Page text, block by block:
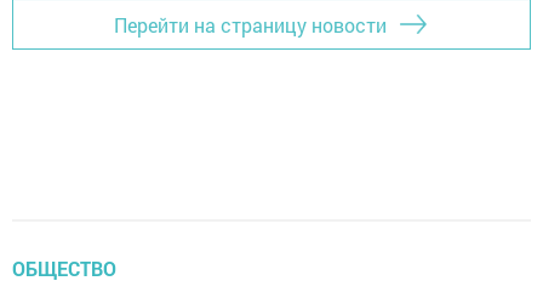
Перейти на страницу новости
ОБЩЕСТВО